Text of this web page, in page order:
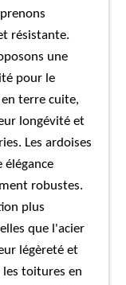
résistante.
une
pour le
terre cuite,
longévité et
Les ardoises
élégance
robustes.
plus
que l'acier
légèreté et
les toitures en